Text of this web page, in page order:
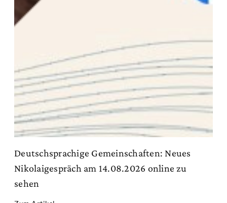
Deutschsprachige Gemeinschaften: Neues
Nikolaigespräch am 14.08.2026 online zu
sehen